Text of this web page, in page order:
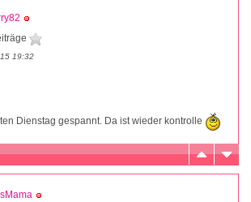
19:32
Dienstag gespannt. Da ist wieder kontrolle